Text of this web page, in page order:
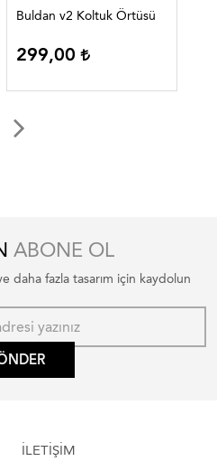
Buldan v2 Koltuk Örtüsü
299,00
ABONE OL
daha fazla tasarım için kaydolun
İLETİŞİM